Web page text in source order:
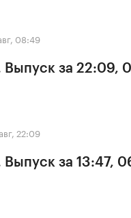
08:49
Выпуск за 22:09,
22:09
Выпуск за 13:47,